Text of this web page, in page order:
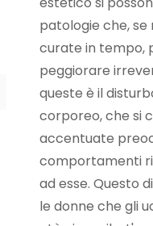
patologie che,
curate in tempo,
peggiorare
queste è il
corporeo, che si
accentuate
comportamenti
ad esse. Questo
le donne che gli